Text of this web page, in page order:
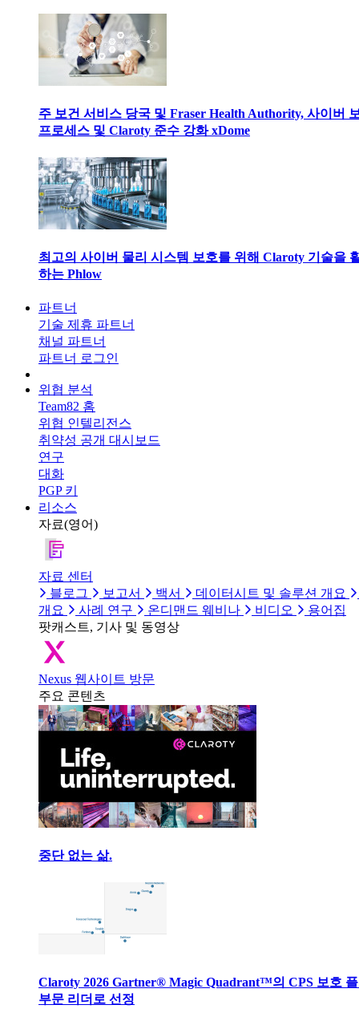
주 보건 서비스 당국 및 Fraser Health Authority, 사이버
프로세스 및 Claroty 준수 강화 xDome
최고의 사이버 물리 시스템 보호를 위해 Claroty 기술을
하는 Phlow
파트너
기술 제휴 파트너
채널 파트너
파트너 로그인
위협 분석
Team82 홈
위협 인텔리전스
취약성 공개 대시보드
연구
대화
PGP 키
리소스
자료(영어)
자료 센터
블로그
보고서 백서
데이터시트 및 솔루션 개요
개요
사례 연구 온디맨드 웨비나 비디오
용어집
팟캐스트, 기사 및 동영상
Nexus 웹사이트 방문
주요 콘텐츠
중단 없는 삶.
Claroty 2026 Gartner® Magic Quadrant™의 CPS 보호
부문 리더로 선정